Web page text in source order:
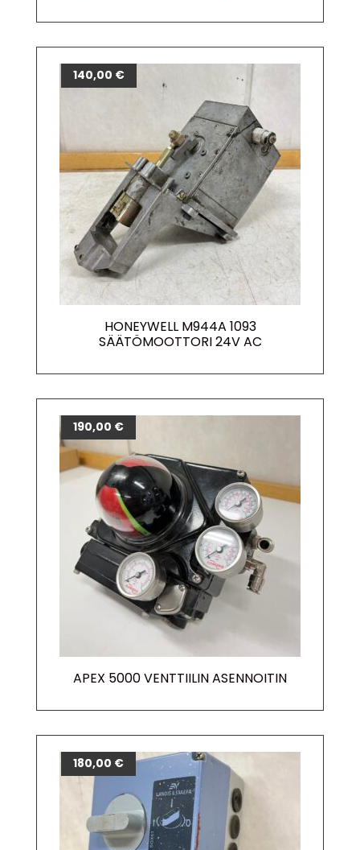
HONEYWELL M944A 1093
SÄÄTÖMOOTTORI 24V AC
140,00 €
APEX 5000 VENTTIILIN ASENNOITIN
190,00 €
180,00 €